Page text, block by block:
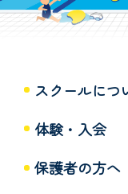
スクールにつ
体験・入会
保護者の方へ